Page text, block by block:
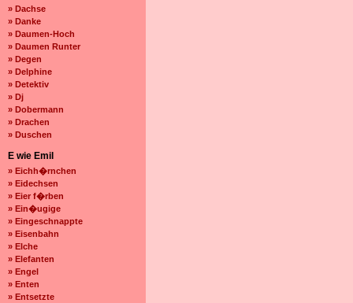
» Dachse
» Danke
» Daumen-Hoch
» Daumen Runter
» Degen
» Delphine
» Detektiv
» Dj
» Dobermann
» Drachen
» Duschen
E wie Emil
» Eichh�rnchen
» Eidechsen
» Eier f�rben
» Ein�ugige
» Eingeschnappte
» Eisenbahn
» Elche
» Elefanten
» Engel
» Enten
» Entsetzte